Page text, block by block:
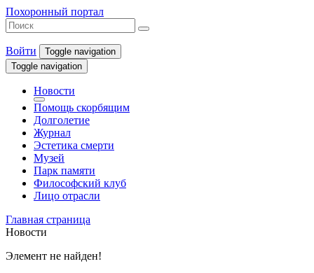
Похоронный портал
Войти
Toggle navigation
Toggle navigation
Новости
Помощь скорбящим
Долголетие
Журнал
Эстетика смерти
Музей
Парк памяти
Философский клуб
Лицо отрасли
Главная страница
Новости
Элемент не найден!